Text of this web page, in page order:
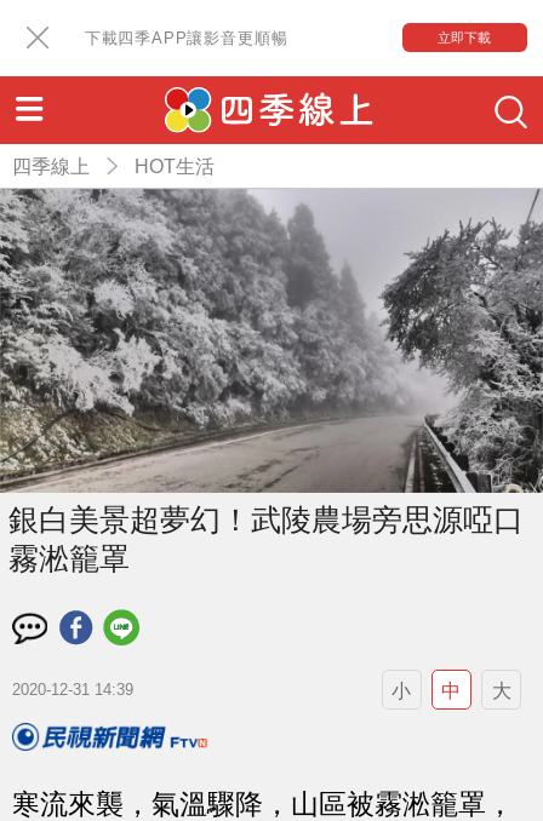
下載四季APP讓影音更順暢 立即下載
四季線上 HOT生活
銀白美景超夢幻！武陵農場旁思源啞口
霧淞籠罩
2020-12-31 14:39 小 中 大
寒流來襲，氣溫驟降，山區被霧淞籠罩，